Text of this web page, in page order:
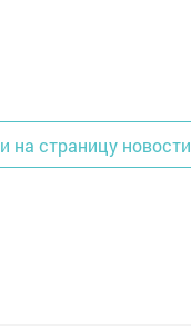
на страницу новости